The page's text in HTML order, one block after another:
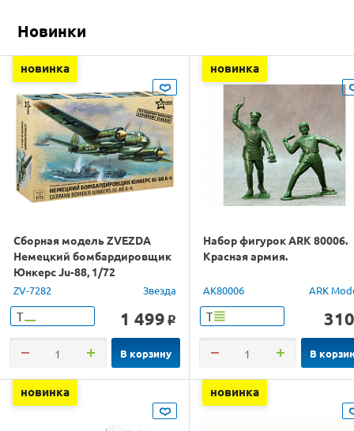
Новинки
новинка
Сборная модель ZVEZDA
Немецкий бомбардировщик
Юнкерс Ju-88, 1/72
ZV-7282 Звезда
Т 1 499 o
В корзину
новинка
Набор фигурок ARK 80006.
Красная армия.
AK80006 ARK
Т 310
В
новинка новинка